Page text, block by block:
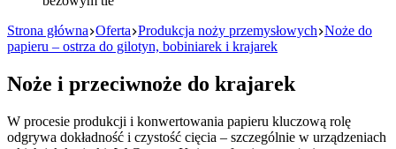
Strona główna Oferta Produkcja noży przemysłowych Noże do
papieru – ostrza do gilotyn, bobiniarek i krajarek
Noże i przeciwnoże do krajarek
W procesie produkcji i konwertowania papieru kluczową rolę
odgrywa dokładność i czystość cięcia – szczególnie w urządzeniach